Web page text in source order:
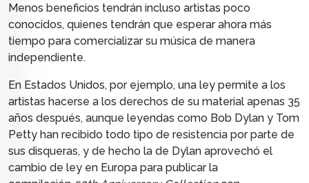
Menos beneficios tendrán incluso artistas poco
conocidos, quienes tendrán que esperar ahora más
tiempo para comercializar su música de manera
independiente.
En Estados Unidos, por ejemplo, una ley permite a los
artistas hacerse a los derechos de su material apenas 35
años después, aunque leyendas como Bob Dylan y Tom
Petty han recibido todo tipo de resistencia por parte de
sus disqueras, y de hecho la de Dylan aprovechó el
cambio de ley en Europa para publicar la